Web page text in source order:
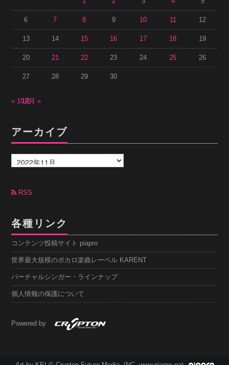
6 7 8 9 10 11 12
13 14 15 16 17 18 19
20 21 22 23 24 25 26
27 28 29 30
« 10月12月 »
アーカイブ
ー
カ
ブRSS
各種リンク
コンテンツ投稿サイト piapro
世界最大規模のボカロ楽曲レーベル KARENT
バーチャルシンガー・ラインナップ
個人情報の保護について
Powered by